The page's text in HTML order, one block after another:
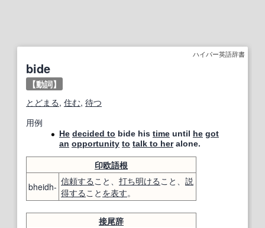
ハイパー英語辞書
bide
【動詞】
とどまる, 住む, 待つ
用例
He decided to bide his time until he got
an opportunity to talk to heralone.
印欧語根
bheidh- 信頼すること、 打ち明けること、 説
得すること を表す。
接尾辞